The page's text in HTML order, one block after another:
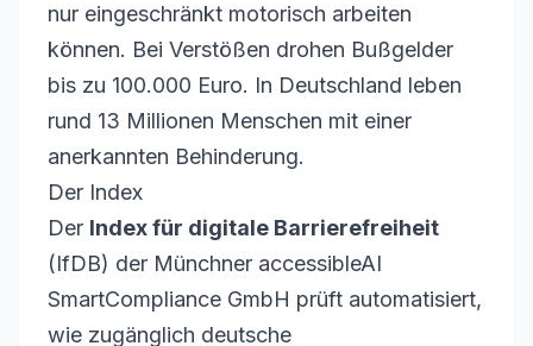
nur eingeschränkt motorisch arbeiten
können. Bei Verstößen drohen Bußgelder
bis zu 100.000 Euro. In Deutschland leben
rund 13 Millionen Menschen mit einer
anerkannten Behinderung.
Der Index
Der Index für digitale Barrierefreiheit
(IfDB) der Münchner accessibleAI
SmartCompliance GmbH prüft automatisiert,
wie zugänglich deutsche